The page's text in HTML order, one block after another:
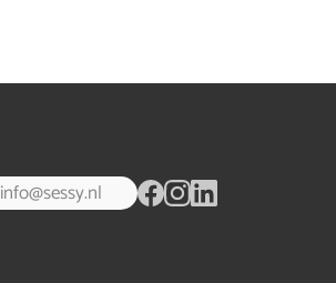
info@sessy.nl